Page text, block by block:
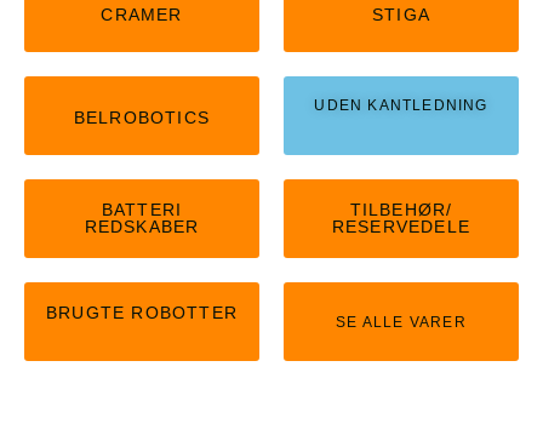
CRAMER STIGA
BELROBOTICS
UDEN KANTLEDNING
BATTERI
REDSKABER
TILBEHØR/
RESERVEDELE
BRUGTE ROBOTTER SE ALLE VARER